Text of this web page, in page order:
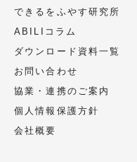
頂いた個人情報
せん。
ただし、法令に
体又は財産の保
ご本人の同意を
本人様の同意な
行うことがありま
できるをふやす研究所
ABILIコラム
ダウンロード資料一覧
お問い合わせ
協業・連携のご案内
個人情報保護方針
会社概要